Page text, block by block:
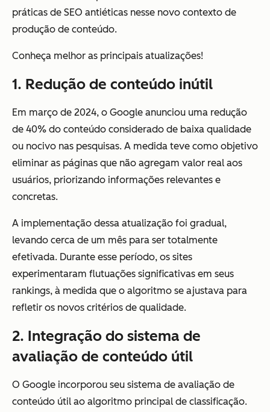
práticas de SEO antiéticas nesse novo contexto de
produção de conteúdo.
Conheça melhor as principais atualizações!
1. Redução de conteúdo inútil
Em março de 2024, o Google anunciou uma redução
de 40% do conteúdo considerado de baixa qualidade
ou nocivo nas pesquisas. A medida teve como objetivo
eliminar as páginas que não agregam valor real aos
usuários, priorizando informações relevantes e
concretas.
A implementação dessa atualização foi gradual,
levando cerca de um mês para ser totalmente
efetivada. Durante esse período, os sites
experimentaram flutuações significativas em seus
rankings, à medida que o algoritmo se ajustava para
refletir os novos critérios de qualidade.
2. Integração do sistema de
avaliação de conteúdo útil
O Google incorporou seu sistema de avaliação de
conteúdo útil ao algoritmo principal de classificação.